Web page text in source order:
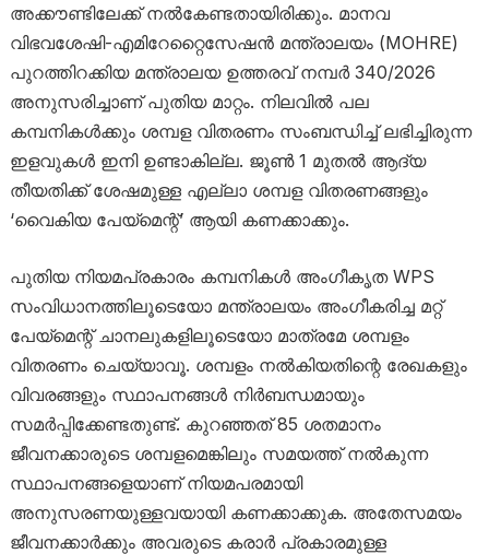
അക്കൗണ്ടിലേക്ക് നൽകേണ്ടതായിരിക്കും. മാനവ
വിഭവശേഷി-എമിറേറ്റൈസേഷൻ മന്ത്രാലയം (MOHRE)
പുറത്തിറക്കിയ മന്ത്രാലയ ഉത്തരവ് നമ്പർ 340/2026
അനുസരിച്ചാണ് പുതിയ മാറ്റം. നിലവിൽ പല
കമ്പനികൾക്കും ശമ്പള വിതരണം സംബന്ധിച്ച് ലഭിച്ചിരുന്ന
ഇളവുകൾ ഇനി ഉണ്ടാകില്ല. ജൂൺ 1 മുതൽ ആദ്യ
തീയതിക്ക് ശേഷമുള്ള എല്ലാ ശമ്പള വിതരണങ്ങളും
‘വൈകിയ പേയ്‌മെന്റ്’ ആയി കണക്കാക്കും.
പുതിയ നിയമപ്രകാരം കമ്പനികൾ അംഗീകൃത WPS
സംവിധാനത്തിലൂടെയോ മന്ത്രാലയം അംഗീകരിച്ച മറ്റ്
പേയ്‌മെന്റ് ചാനലുകളിലൂടെയോ മാത്രമേ ശമ്പളം
വിതരണം ചെയ്യാവൂ. ശമ്പളം നൽകിയതിന്റെ രേഖകളും
വിവരങ്ങളും സ്ഥാപനങ്ങൾ നിർബന്ധമായും
സമർപ്പിക്കേണ്ടതുണ്ട്. കുറഞ്ഞത് 85 ശതമാനം
ജീവനക്കാരുടെ ശമ്പളമെങ്കിലും സമയത്ത് നൽകുന്ന
സ്ഥാപനങ്ങളെയാണ് നിയമപരമായി
അനുസരണയുള്ളവയായി കണക്കാക്കുക. അതേസമയം
ജീവനക്കാർക്കും അവരുടെ കരാർ പ്രകാരമുള്ള